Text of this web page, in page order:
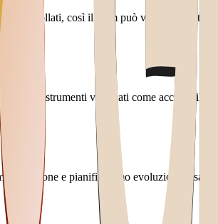
controllati, così il team può validare presto il
solo strumenti verificati come accessibili e
l'adozione e pianifichiamo evoluzioni basate